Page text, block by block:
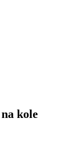
kole